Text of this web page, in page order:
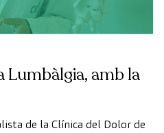
Lumbàlgia, amb la
de la Clínica del Dolor de